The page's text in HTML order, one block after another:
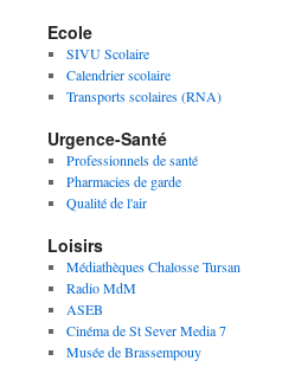
Ecole
SIVU Scolaire
Calendrier scolaire
Transports scolaires (RNA)
Urgence-Santé
Professionnels de santé
Pharmacies de garde
Qualité de l'air
Loisirs
Médiathèques Chalosse Tursan
Radio MdM
ASEB
Cinéma de St Sever Media 7
Musée de Brassempouy